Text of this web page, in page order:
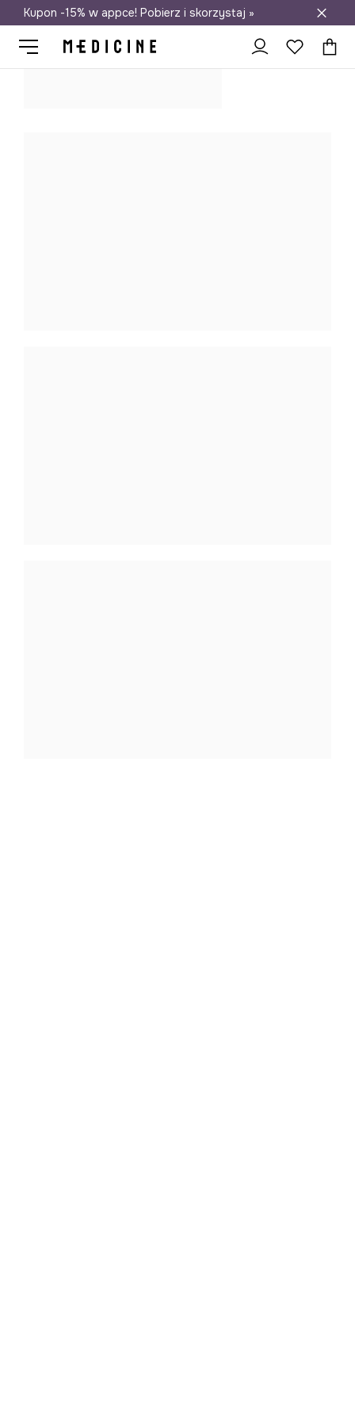
Darmowa dostawa do salonów
Kupon -15% w appce! Pobierz i skorzystaj »